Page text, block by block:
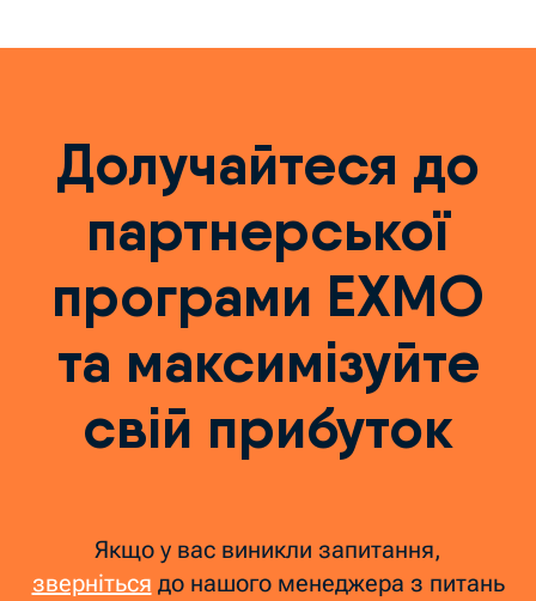
Долучайтеся до
партнерської
програми EXMO
та максимізуйте
свій прибуток
Якщо у вас виникли запитання,
зверніться до нашого менеджера з питань